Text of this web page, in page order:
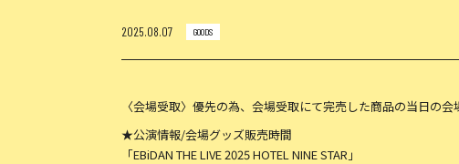
2025.08.07 GOODS
〈会場受取〉優先の為、会場受取にて完売した商品の当日の
★公演情報/会場グッズ販売時間
「EBiDAN THE LIVE 2025 HOTEL NINE STAR」